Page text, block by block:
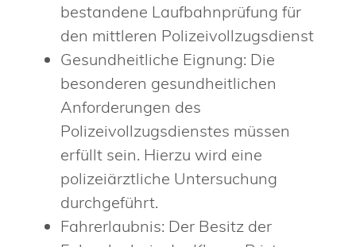
bestandene Laufbahnprüfung für
den mittleren Polizeivollzugsdienst
Gesundheitliche Eignung: Die
besonderen gesundheitlichen
Anforderungen des
Polizeivollzugsdienstes müssen
erfüllt sein. Hierzu wird eine
polizeiärztliche Untersuchung
durchgeführt.
Fahrerlaubnis: Der Besitz der